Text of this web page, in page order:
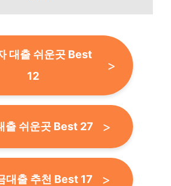
대출 쉬운곳 Best
12
출 쉬운곳 Best 27
대출 추천 Best 17